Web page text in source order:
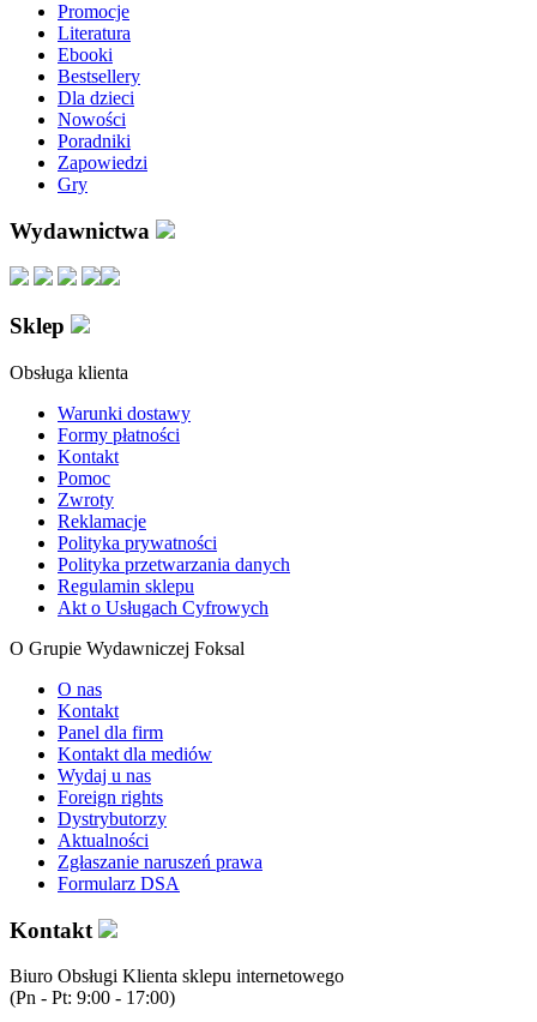
Promocje
Literatura
Ebooki
Bestsellery
Dla dzieci
Nowości
Poradniki
Zapowiedzi
Gry
Wydawnictwa
Sklep
Obsługa klienta
Warunki dostawy
Formy płatności
Kontakt
Pomoc
Zwroty
Reklamacje
Polityka prywatności
Polityka przetwarzania danych
Regulamin sklepu
Akt o Usługach Cyfrowych
O Grupie Wydawniczej Foksal
O nas
Kontakt
Panel dla firm
Kontakt dla mediów
Wydaj u nas
Foreign rights
Dystrybutorzy
Aktualności
Zgłaszanie naruszeń prawa
Formularz DSA
Kontakt
Biuro Obsługi Klienta sklepu internetowego
(Pn - Pt: 9:00 - 17:00)